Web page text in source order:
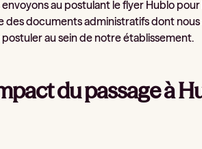
au postulant le flyer Hublo pour
des documents administratifs dont
au sein de notre établissement.
du passage à